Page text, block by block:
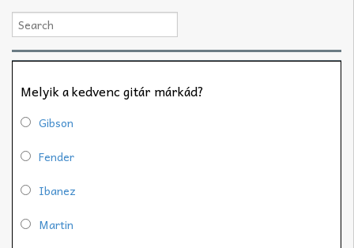
Melyik a kedvenc gitár márkád?
Gibson
Fender
Ibanez
Martin